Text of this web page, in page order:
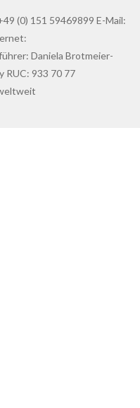
(0) 151 59469899 E-Mail:
Daniela Brotmeier-
RUC: 933 70 77